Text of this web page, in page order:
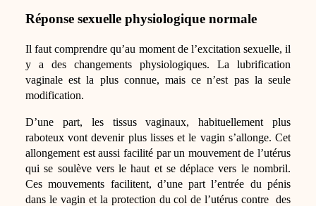
Réponse sexuelle physiologique normale
Il faut comprendre qu’au moment de l’excitation sexuelle, il
y a des changements physiologiques. La lubrification
vaginale est la plus connue, mais ce n’est pas la seule
modification.
D’une part, les tissus vaginaux, habituellement plus
raboteux vont devenir plus lisses et le vagin s’allonge. Cet
allongement est aussi facilité par un mouvement de l’utérus
qui se soulève vers le haut et se déplace vers le nombril.
Ces mouvements facilitent, d’une part l’entrée du pénis
dans le vagin et la protection du col de l’utérus contre des